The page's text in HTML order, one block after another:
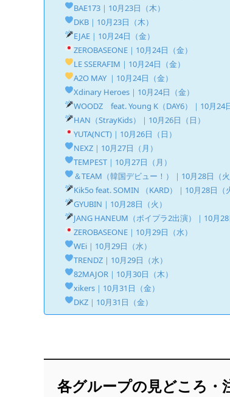
BAE173｜10月23日（木）
DKB｜10月23日（木）
EJAE｜10月24日（金）
ZEROBASEONE｜10月24日（金）
LE SSERAFIM｜10月24日（金）
A2O MAY ｜10月24日（金）
Xdinary Heroes｜10月24日（金）
WOODZ feat. Young K（DAY6）｜10月24
HAN（StrayKids）｜10月26日（日）
YUTA(NCT)｜10月26日（日）
NEXZ｜10月27日（月）
TEMPEST｜10月27日（月）
＆TEAM（韓国デビュー！）｜10月28日（火
Kik5o feat. SOMIN （KARD）｜10月28日（
GYUBIN｜10月28日（火）
JANG HANEUM（ボイプラ2出演）｜10月28
ZEROBASEONE｜10月29日（水）
WEi｜10月29日（水）
TRENDZ｜10月29日（水）
82MAJOR｜10月30日（木）
xikers｜10月31日（金）
DKZ｜10月31日（金）
各グループの見どころ・